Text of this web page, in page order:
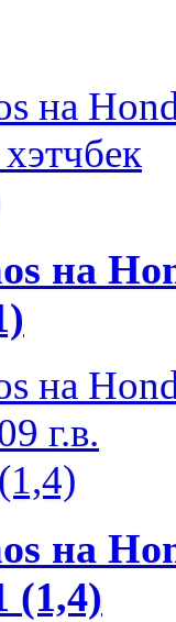
на
на
(1,4)